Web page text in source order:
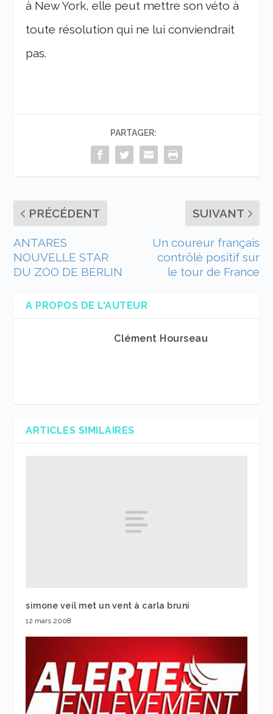
à New York, elle peut mettre son véto à
toute résolution qui ne lui conviendrait
pas.
PARTAGER:
PRÉCÉDENT
ANTARES
NOUVELLE STAR
DU ZOO DE BERLIN
SUIVANT
Un coureur français
contrôlé positif sur
le tour de France
A PROPOS DE L'AUTEUR
Clément Hourseau
ARTICLES SIMILAIRES
simone veil met un vent à carla bruni
12 mars 2008